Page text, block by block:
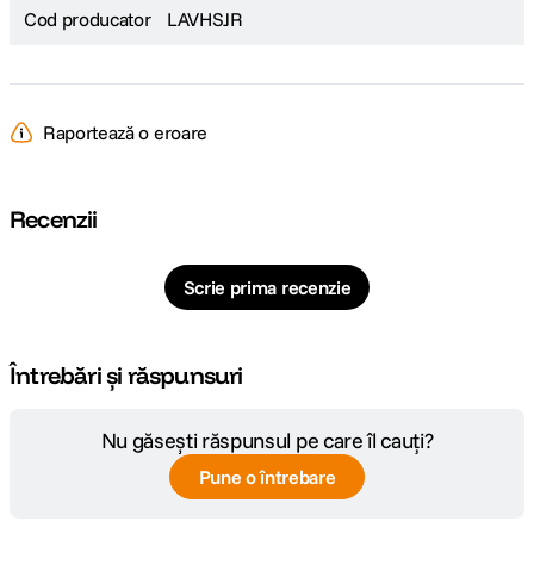
Cod producator LAVHSJR
Raportează o eroare
Recenzii
Scrie prima recenzie
Întrebări și răspunsuri
Nu găsești răspunsul pe care îl cauți?
Pune o întrebare